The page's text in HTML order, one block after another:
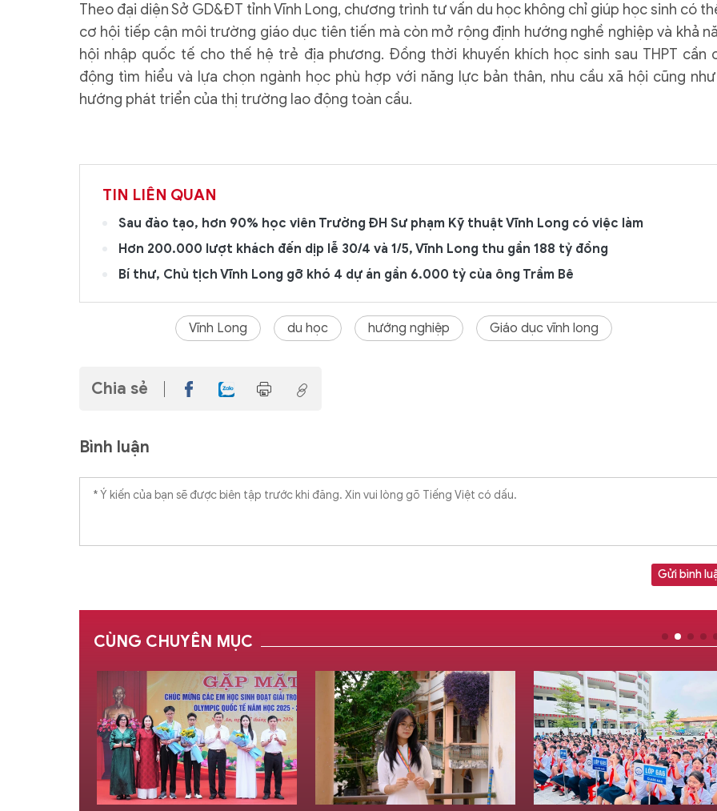
Theo đại diện Sở GD&ĐT tỉnh Vĩnh Long, chương trình tư vấn du học không chỉ giúp học sinh có
cơ hội tiếp cận môi trường giáo dục tiên tiến mà còn mở rộng định hướng nghề nghiệp và khả
hội nhập quốc tế cho thế hệ trẻ địa phương. Đồng thời khuyến khích học sinh sau THPT cần
động tìm hiểu và lựa chọn ngành học phù hợp với năng lực bản thân, nhu cầu xã hội cũng
hướng phát triển của thị trường lao động toàn cầu.
TIN LIÊN QUAN
Sau đào tạo, hơn 90% học viên Trường ĐH Sư phạm Kỹ thuật Vĩnh Long có việc làm
Hơn 200.000 lượt khách đến dịp lễ 30/4 và 1/5, Vĩnh Long thu gần 188 tỷ đồng
Bí thư, Chủ tịch Vĩnh Long gỡ khó 4 dự án gần 6.000 tỷ của ông Trầm Bê
Vĩnh Long du học hướng nghiệp Giáo dục vĩnh long
Chia sẻ
Bình luận
Gửi bình
CÙNG CHUYÊN MỤC